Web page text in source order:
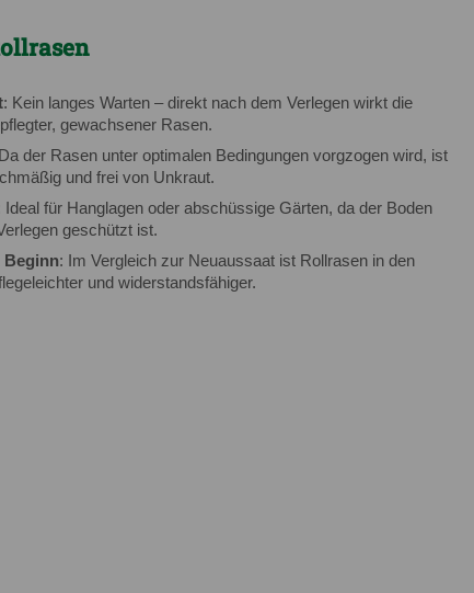
: Kein langes Warten – direkt nach dem Verlegen wirkt die
gewachsener Rasen.
der Rasen unter optimalen Bedingungen vorgzogen wird, ist
und frei von Unkraut.
Ideal für Hanglagen oder abschüssige Gärten, da der Boden
geschützt ist.
Beginn: Im Vergleich zur Neuaussaat ist Rollrasen in den
und widerstandsfähiger.